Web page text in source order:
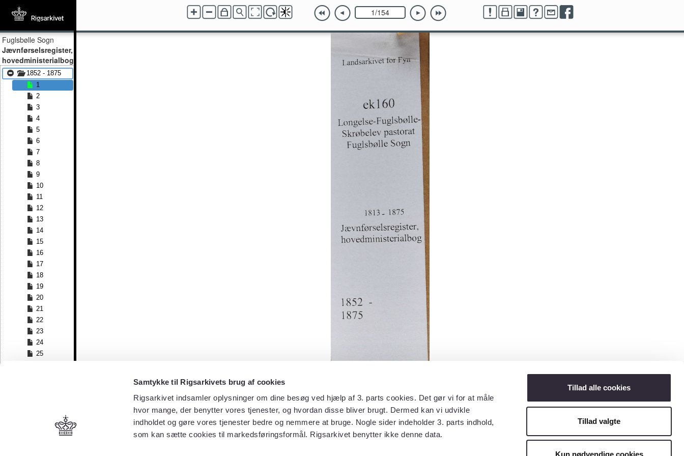
Samtykke til Rigsarkivets brug af cookies
Rigsarkivet indsamler oplysninger om dine besøg ved hjælp af 3. parts cookies. Det gør vi for at måle
hvor mange, der benytter vores tjenester, og hvordan disse bliver brugt. Dermed kan vi udvikle
indholdet og gøre vores tjenester bedre og nemmere at bruge. Nogle sider indeholder 3. parts indhold,
som kan sætte cookies til markedsføringsformål. Rigsarkivet benytter ikke denne data.
Tillad alle cookies
Tillad valgte
Kun nødvendige cookies
Fuglsbølle Sogn
Jævnførselsregister,
hovedministerialbog
1852 - 1875
1
2
3
4
5
6
7
8
9
10
11
12
13
14
15
16
17
18
19
20
21
22
23
24
25